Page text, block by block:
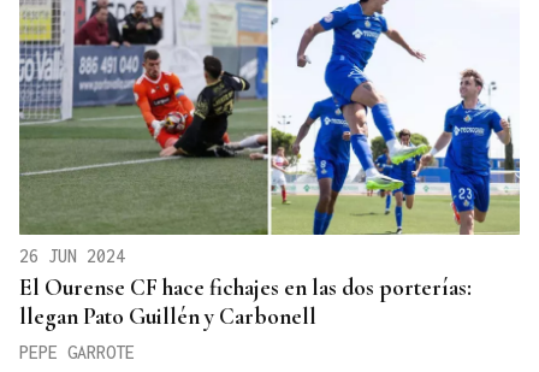
26 JUN 2024
El Ourense CF hace fichajes en las dos porterías:
llegan Pato Guillén y Carbonell
PEPE GARROTE